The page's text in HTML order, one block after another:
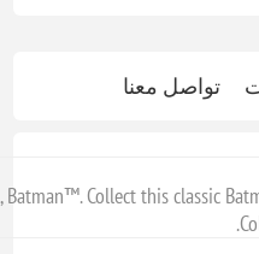
تواصل معنا
Batman™. Collect this classic